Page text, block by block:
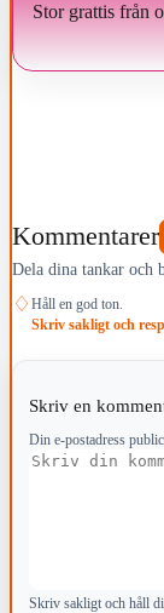
Stor grattis från
Kommentarer
Dela dina tankar och
♢ Håll en god ton.
Skriv sakligt och
Skriv en
Din e-postadress
Kommentar
Skriv sakligt och håll